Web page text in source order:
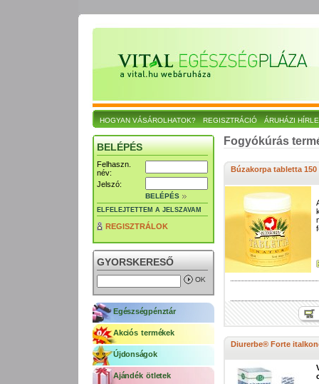
HOGYAN VÁSÁROLHATOK? REGISZTRÁCIÓ ÁRUHÁZI
BELÉPÉS
Felhaszn.
név:
Jelszó:
BELÉPÉS
ELFELEJTETTEM A JELSZAVAM
REGISZTRÁLOK
GYORSKERESŐ
Egészségpénztár
Akciós termékek
Újdonságok
Ajándék ötletek
Fogyókúrás
Búzakorpa tabletta 150
Diurerbe® Forte